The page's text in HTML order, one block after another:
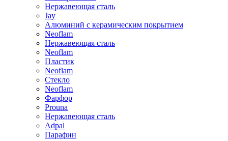
Нержавеющая сталь
Jay
Алюминий с керамическим покрытием
Neoflam
Нержавеющая сталь
Neoflam
Пластик
Neoflam
Стекло
Neoflam
Фарфор
Prouna
Нержавеющая сталь
Adpal
Парафин